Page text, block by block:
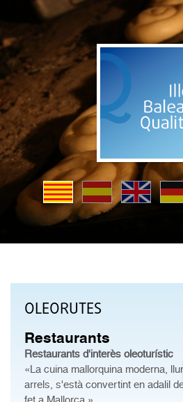
OLEORUTES
Restaurants
Restaurants d'interès oleoturístic
«La cuina mallorquina moderna,
arrels, s'està convertint en adalil